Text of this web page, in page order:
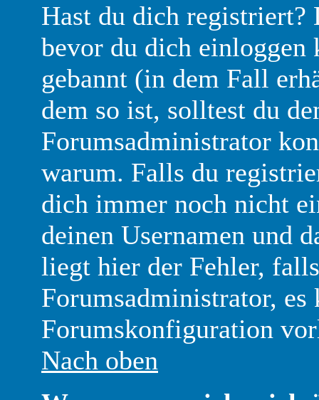
Hast du dich registriert?
bevor du dich einloggen
gebannt (in dem Fall
dem so ist, solltest du
Forumsadministrator
warum. Falls du
dich immer noch nicht
deinen Usernamen und
liegt hier der Fehler,
Forumsadministrator,
Forumskonfiguration
Nach oben